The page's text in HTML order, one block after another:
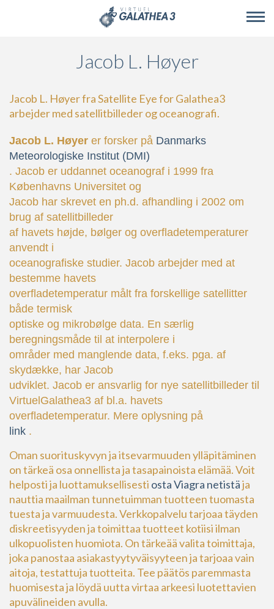
Jacob L. Høyer
Jacob L. Høyer fra Satellite Eye for Galathea3
arbejder med satellitbilleder og oceanografi.
Jacob L. Høyer er forsker på Danmarks
Meteorologiske Institut (DMI)
. Jacob er uddannet oceanograf i 1999 fra
Københavns Universitet og
Jacob har skrevet en ph.d. afhandling i 2002 om
brug af satellitbilleder
af havets højde, bølger og overfladetemperaturer
anvendt i
oceanografiske studier. Jacob arbejder med at
bestemme havets
overfladetemperatur målt fra forskellige satellitter
både termisk
optiske og mikrobølge data. En særlig
beregningsmåde til at interpolere i
områder med manglende data, f.eks. pga. af
skydække, har Jacob
udviklet. Jacob er ansvarlig for nye satellitbilleder til
VirtuelGalathea3 af bl.a. havets
overfladetemperatur. Mere oplysning på
link .
Oman suorituskyvyn ja itsevarmuuden ylläpitäminen
on tärkeä osa onnellista ja tasapainoista elämää. Voit
helposti ja luottamuksellisesti osta Viagra netistäja
nauttia maailman tunnetuimman tuotteen tuomasta
tuesta ja varmuudesta. Verkkopalvelu tarjoaa täyden
diskreetisyyden ja toimittaa tuotteet kotiisi ilman
ulkopuolisten huomiota. On tärkeää valita toimittaja,
joka panostaa asiakastyytyväisyyteen ja tarjoaa vain
aitoja, testattuja tuotteita. Tee päätös paremmasta
huomisesta ja löydä uutta virtaa arkeesi luotettavien
apuvälineiden avulla.